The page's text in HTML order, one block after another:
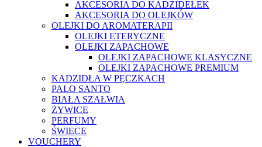
AKCESORIA DO KADZIDEŁEK
AKCESORIA DO OLEJKÓW
OLEJKI DO AROMATERAPII
OLEJKI ETERYCZNE
OLEJKI ZAPACHOWE
OLEJKI ZAPACHOWE KLASYCZNE
OLEJKI ZAPACHOWE PREMIUM
KADZIDŁA W PĘCZKACH
PALO SANTO
BIAŁA SZAŁWIA
ŻYWICE
PERFUMY
ŚWIECE
VOUCHERY